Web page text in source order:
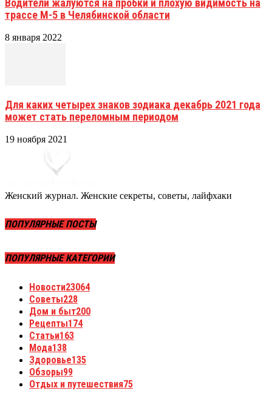
Водители жалуются на пробки и плохую видимость на
трассе М-5 в Челябинской области
8 января 2022
Для каких четырех знаков зодиака декабрь 2021 года
может стать переломным периодом
19 ноября 2021
Женский журнал. Женские секреты, советы, лайфхаки
ПОПУЛЯРНЫЕ ПОСТЫ
ПОПУЛЯРНЫЕ КАТЕГОРИИ
Новости23064
Советы228
Дом и быт200
Рецепты174
Статьи163
Мода138
Здоровье135
Обзоры99
Отдых и путешествия75